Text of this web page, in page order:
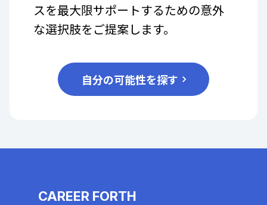
スを最大限サポートするための意外
な選択肢をご提案します。
自分の可能性を探す
CAREER FORTH